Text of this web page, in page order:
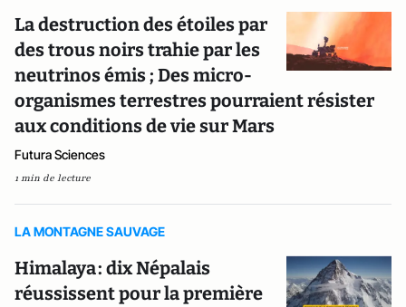
La destruction des étoiles par
des trous noirs trahie par les
neutrinos émis ; Des micro-
organismes terrestres pourraient résister
aux conditions de vie sur Mars
Futura Sciences
1 min de lecture
LA MONTAGNE SAUVAGE
Himalaya : dix Népalais
réussissent pour la première